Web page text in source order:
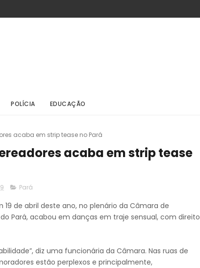
POLÍCIA EDUCAÇÃO
acaba em strip tease no Pará
acaba em strip tease
Pará
de abril deste ano, no plenário da Câmara de
Pará, acabou em danças em traje sensual, com direito
diz uma funcionária da Câmara. Nas ruas de
estão perplexos e principalmente,